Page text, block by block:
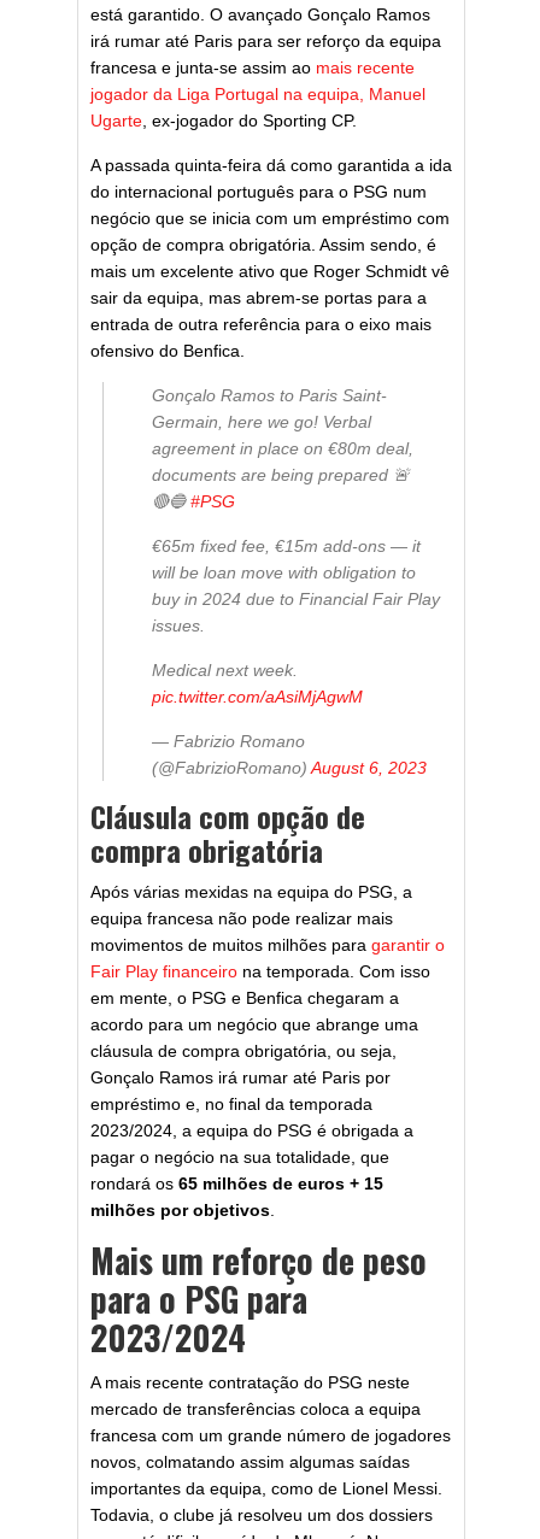
está garantido. O avançado Gonçalo Ramos
irá rumar até Paris para ser reforço da equipa
francesa e junta-se assim ao mais recente
jogador da Liga Portugal na equipa, Manuel
Ugarte , ex-jogador do Sporting CP.
A passada quinta-feira dá como garantida a ida
do internacional português para o PSG num
negócio que se inicia com um empréstimo com
opção de compra obrigatória. Assim sendo, é
mais um excelente ativo que Roger Schmidt vê
sair da equipa, mas abrem-se portas para a
entrada de outra referência para o eixo mais
ofensivo do Benfica.
Gonçalo Ramos to Paris Saint-
Germain, here we go! Verbal
agreement in place on €80m deal,
documents are being prepared 🚨
🔴🔵#PSG
€65m fixed fee, €15m add-ons — it
will be loan move with obligation to
buy in 2024 due to Financial Fair Play
issues.
Medical next week.
pic.twitter.com/aAsiMjAgwM
— Fabrizio Romano
(@FabrizioRomano) August 6, 2023
Cláusula com opção de
compra obrigatória
Após várias mexidas na equipa do PSG, a
equipa francesa não pode realizar mais
movimentos de muitos milhões para garantir o
Fair Play financeiro na temporada. Com isso
em mente, o PSG e Benfica chegaram a
acordo para um negócio que abrange uma
cláusula de compra obrigatória, ou seja,
Gonçalo Ramos irá rumar até Paris por
empréstimo e, no final da temporada
2023/2024, a equipa do PSG é obrigada a
pagar o negócio na sua totalidade, que
rondará os 65 milhões de euros + 15
milhões por objetivos
Mais um reforço de peso
para o PSG para
2023/2024
A mais recente contratação do PSG neste
mercado de transferências coloca a equipa
francesa com um grande número de jogadores
novos, colmatando assim algumas saídas
importantes da equipa, como de Lionel Messi.
Todavia, o clube já resolveu um dos dossiers